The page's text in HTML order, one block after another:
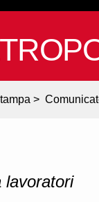
>
lavoratori